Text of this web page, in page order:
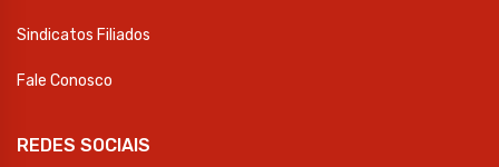
Sindicatos Filiados
Fale Conosco
REDES SOCIAIS